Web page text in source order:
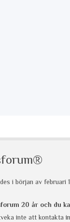
i början av februari
20 år och du
inte att kontakta